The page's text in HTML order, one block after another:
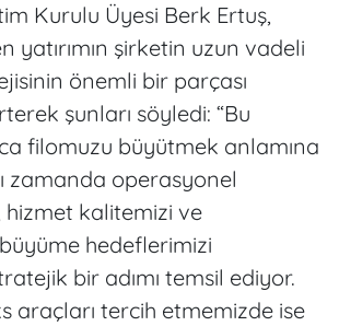
Kurulu Üyesi Berk Ertuş,
yatırımın şirketin uzun vadeli
önemli bir parçası
şunları söyledi: “Bu
filomuzu büyütmek anlamına
zamanda operasyonel
kalitemizi ve
hedeflerimizi
bir adımı temsil ediyor.
araçları tercih etmemizde ise